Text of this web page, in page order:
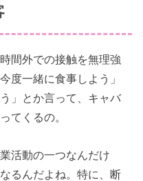
間外での接触を無理強
度一緒に食事しよう」
」とか言って、キャバ
てくるの。
活動の一つなんだけ
るんだよね。特に、断